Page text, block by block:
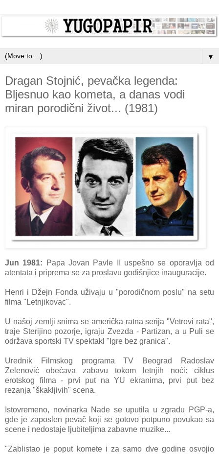
▼
Dragan Stojnić, pevačka legenda:
Bljesnuo kao kometa, a danas vodi
miran porodični život... (1981)
Jun 1981: Papa Jovan Pavle II uspešno se oporavlja od
atentata i priprema se za proslavu godišnjice inauguracije.
Henri i Džejn Fonda uživaju u "porodičnom poslu" na setu
filma "Letnjikovac".
U našoj zemlji snima se američka ratna serija "Vetrovi rata",
traje Sterijino pozorje, igraju Zvezda - Partizan, a u Puli se
održava sportski TV spektakl "Igre bez granica".
Urednik Filmskog programa TV Beograd Radoslav
Zelenović obećava zabavu tokom letnjih noći: ciklus
erotskog filma - prvi put na YU ekranima, prvi put bez
rezanja "škakljivih" scena.
Istovremeno, novinarka Nade se uputila u zgradu PGP-a,
gde je zaposlen pevač koji se gotovo potpuno povukao sa
scene i nedostaje ljubiteljima zabavne muzike...
"Zablistao je poput komete i za samo dve godine osvojio